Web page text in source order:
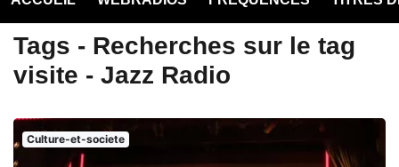
Tags - Recherches sur le tag
visite - Jazz Radio
Culture-et-societe